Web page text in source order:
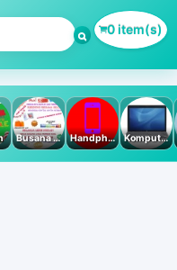
0 item(s)
Busana Muslim Handphone & Tablet Komputer PC & Laptop